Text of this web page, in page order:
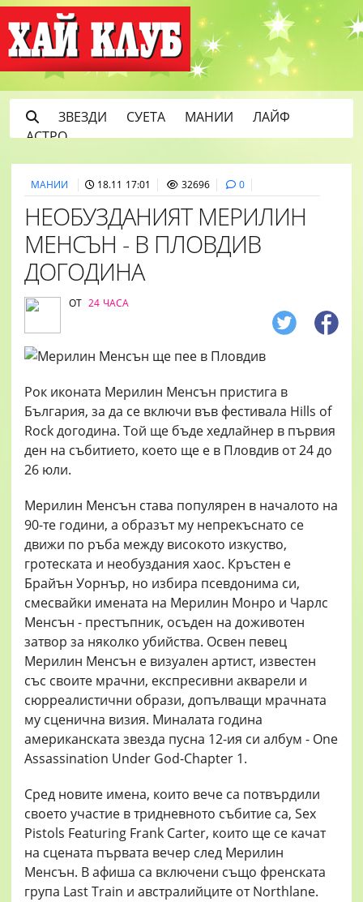
ЗВЕЗДИ СУЕТА МАНИИ
ЛАЙФ
АСТРО
МАНИИ 18.11 17:01 32696 0
НЕОБУЗДАНИЯТ МЕРИЛИН
МЕНСЪН - В ПЛОВДИВ
ДОГОДИНА
ОТ 24 ЧАСА
Рок иконата Мерилин Менсън пристига в
България, за да се включи във фестивала Hills of
Rock догодина. Той ще бъде хедлайнер в първия
ден на събитието, което ще е в Пловдив от 24 до
26 юли.
Мерилин Менсън става популярен в началото на
90-те години, а образът му непрекъснато се
движи по ръба между високото изкуство,
гротеската и необуздания хаос. Кръстен е
Брайън Уорнър, но избира псевдонима си,
смесвайки имената на Мерилин Монро и Чарлс
Менсън - престъпник, осъден на доживотен
затвор за няколко убийства. Освен певец
Мерилин Менсън е визуален артист, известен
със своите мрачни, експресивни акварели и
сюрреалистични образи, допълващи мрачната
му сценична визия. Миналата година
американската звезда пусна 12-ия си албум - One
Assassination Under God-Chapter 1.
Сред новите имена, които вече са потвърдили
своето участие в тридневното събитие са, Sex
Pistols Featuring Frank Carter, които ще се качат
на сцената първата вечер след Мерилин
Менсън. В афиша са включени също френската
група Last Train и австралийците от Northlane.